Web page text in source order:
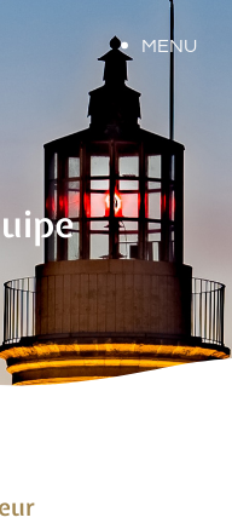
MENU